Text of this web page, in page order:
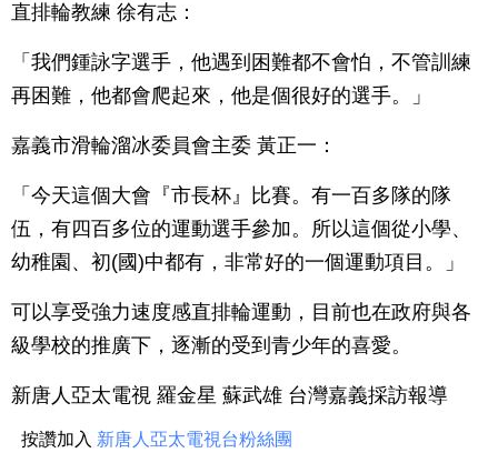
直排輪教練 徐有志：
「我們鍾詠字選手，他遇到困難都不會怕，不管訓練
再困難，他都會爬起來，他是個很好的選手。」
嘉義市滑輪溜冰委員會主委 黃正一：
「今天這個大會『市長杯』比賽。有一百多隊的隊
伍，有四百多位的運動選手參加。所以這個從小學、
幼稚園、初(國)中都有，非常好的一個運動項目。」
可以享受強力速度感直排輪運動，目前也在政府與各
級學校的推廣下，逐漸的受到青少年的喜愛。
新唐人亞太電視 羅金星 蘇武雄 台灣嘉義採訪報導
按讚加入 新唐人亞太電視台粉絲團